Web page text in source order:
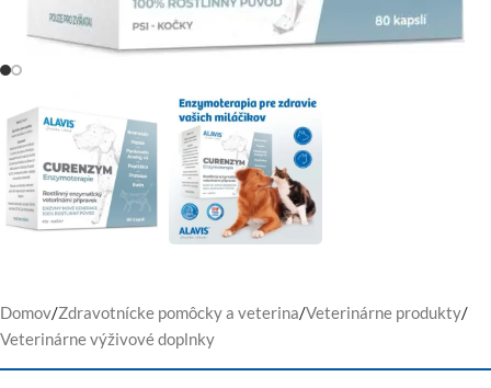
Domov/Zdravotnícke pomôcky a veterina/Veterinárne produkty/
Veterinárne výživové doplnky